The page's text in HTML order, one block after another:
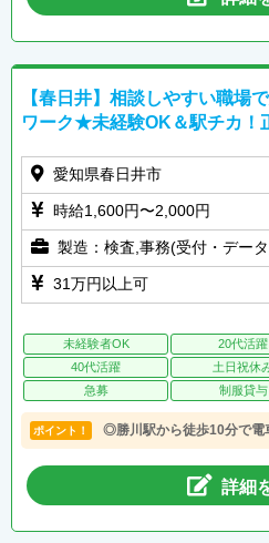
【春日井】相談しやすい職場
ワーク★未経験OK＆駅チカ！
愛知県春日井市
時給1,600円〜2,000円
製造：検査,事務(受付・デー
31万円以上可
未経験者OK 20代活躍
40代活躍
土日祝休
急募
制服貸与
ポイント！ ◎勝川駅から徒歩10分で電
詳細